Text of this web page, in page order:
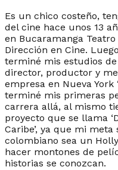
Es un chico costeño,
del cine hace unos 13
en Bucaramanga
Dirección en Cine.
terminé mis estudios
director, productor y
empresa en Nueva York
terminé mis primeras
carrera allá, al mismo
proyecto que se llama
Caribe’, ya que mi
colombiano sea un
hacer montones de
historias se conozcan.